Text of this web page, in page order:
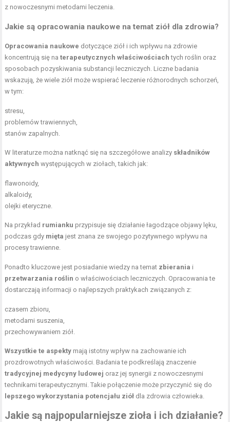
z nowoczesnymi metodami leczenia.
Jakie są opracowania naukowe na temat ziół dla zdrowia?
Opracowania naukowe dotyczące ziół i ich wpływu na zdrowie
koncentrują się naterapeutycznych właściwościach tych roślin oraz
sposobach pozyskiwania substancji leczniczych. Liczne badania
wskazują, że wiele ziół może wspierać leczenie różnorodnych schorzeń,
w tym:
stresu,
problemów trawiennych,
stanów zapalnych.
W literaturze można natknąć się na szczegółowe analizy składników
aktywnych występujących w ziołach, takich jak:
flawonoidy,
alkaloidy,
olejki eteryczne.
Na przykład rumianku przypisuje się działanie łagodzące objawy lęku,
podczas gdy mięta jest znana ze swojego pozytywnego wpływu na
procesy trawienne.
Ponadto kluczowe jest posiadanie wiedzy na temat zbierania i
przetwarzania roślin o właściwościach leczniczych. Opracowania te
dostarczają informacji o najlepszych praktykach związanych z:
czasem zbioru,
metodami suszenia,
przechowywaniem ziół.
Wszystkie te aspekty mają istotny wpływ na zachowanie ich
prozdrowotnych właściwości. Badania te podkreślają znaczenie
tradycyjnej medycyny ludowej oraz jej synergii z nowoczesnymi
technikami terapeutycznymi. Takie połączenie może przyczynić się do
lepszego wykorzystania potencjału ziół dla zdrowia człowieka.
Jakie są najpopularniejsze zioła i ich działanie?